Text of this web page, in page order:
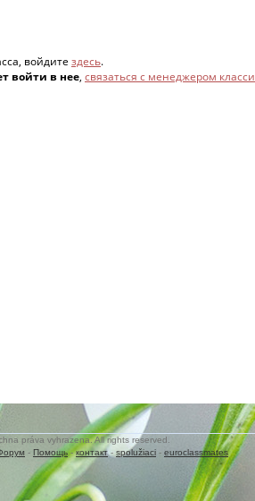
войдите здесь.
войти в нее, связаться с менеджером класси
práva vyhrazena. All rights reserved.
- Помощь-контакт- spolužiaci - euroclassmates